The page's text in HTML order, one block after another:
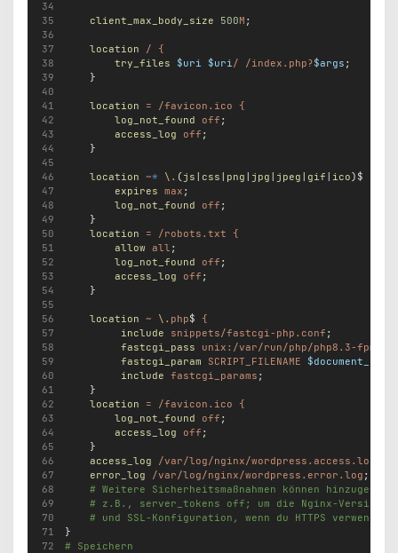
client_max_body_size 500M ;
location / {
try_files $uri $uri / /index.php?$args ;
    }
location = /favicon.ico {
log_not_found off ;
access_log off ;
    }
location ~* \. (js | css | png | jpg | jpeg | gif | ico)$ {
expires max ;
log_not_found off ;
    }
location = /robots.txt {
allow all ;
log_not_found off ;
access_log off ;
    }
location ~ \. php$ {
include snippets/fastcgi-php.conf ;
fastcgi_pass unix:/var/run/php/php8.3-
fastcgi_param SCRIPT_FILENAME
include fastcgi_params ;
    }
location = /favicon.ico {
log_not_found off ;
access_log off ;
    }
access_log /var/log/nginx/wordpress.access.log
error_log /var/log/nginx/wordpress.error.log ;
# Weitere Sicherheitsmaßnahmen können hinzugefügt
# z.B., server_tokens off; um die Nginx-Version
# und SSL-Konfiguration, wenn du HTTPS verwenden
}
# Speichern